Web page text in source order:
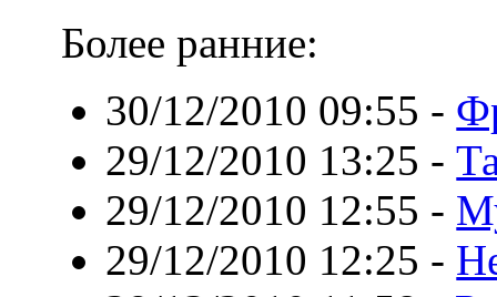
Более ранние:
30/12/2010 09:55 -
29/12/2010 13:25 -
29/12/2010 12:55 -
29/12/2010 12:25 -